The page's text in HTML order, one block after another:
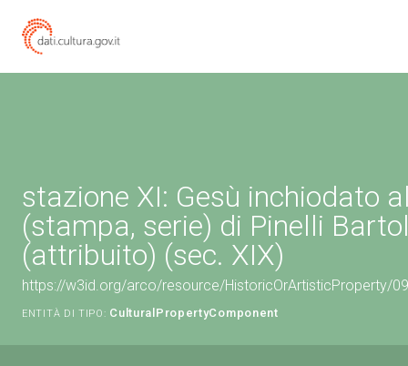
stazione XI: Gesù inchiodato
(stampa, serie) di Pinelli
(attribuito) (sec. XIX)
https://w3id.org/arco/resource/HistoricOrArtisticProperty/
ENTITÀ DI TIPO: CulturalPropertyComponent